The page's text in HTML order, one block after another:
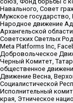
Навального, Совет
Мужское государство,
Народное движение
Архангельской
Советских Светлых
Meta Platforms Inc,
Добровольческое
Черный Комитет,
общественное
Движение Весна,
Социалистической
Исполнительный
края, Этническое